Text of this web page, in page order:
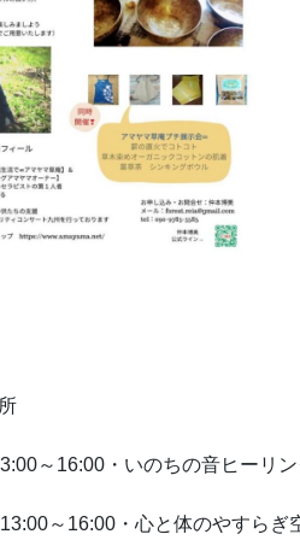
～16:00・いのちの音ヒーリ
～16:00・心と体のやすらぎ